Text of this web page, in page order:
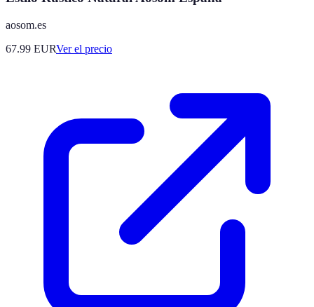
aosom.es
67.99 EURVer el precio